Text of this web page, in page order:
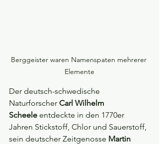
Berggeister waren Namenspaten mehrerer
Elemente
Der deutsch-schwedische
Naturforscher Carl Wilhelm
Scheele entdeckte in den 1770er
Jahren Stickstoff, Chlor und Sauerstoff,
sein deutscher Zeitgenosse Martin